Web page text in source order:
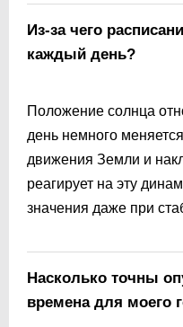
Из-за чего
каждый день?
Положение солнца
день немного
движения Земли и
реагирует на эту
значения даже при
Насколько точны
времена для моего